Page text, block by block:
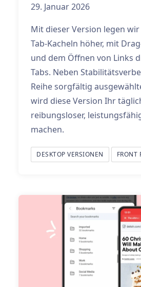
29. Januar 2026
Mit dieser Version legen
Tab-Kacheln höher, mit
und dem Öffnen von Links
Tabs. Neben
Reihe sorgfältig
wird diese Version Ihr
reibungsloser,
machen.
DESKTOP VERSIONEN FRONT